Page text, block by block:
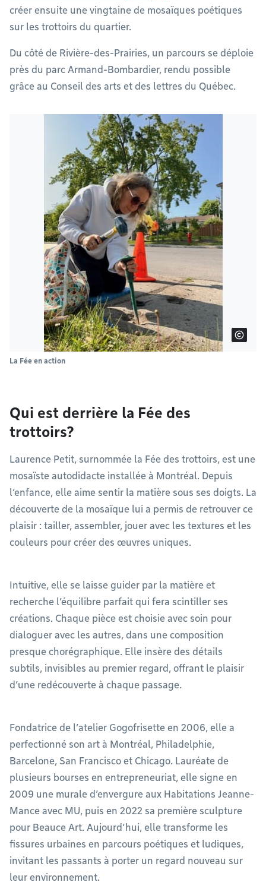
créer ensuite une vingtaine de mosaïques poétiques
sur les trottoirs du quartier.
Du côté de Rivière-des-Prairies, un parcours se déploie
près du parc Armand-Bombardier, rendu possible
grâce au Conseil des arts et des lettres du Québec.
La Fée en action
Qui est derrière la Fée des
trottoirs?
Laurence Petit, surnommée la Fée des trottoirs, est une
mosaïste autodidacte installée à Montréal. Depuis
l’enfance, elle aime sentir la matière sous ses doigts. La
découverte de la mosaïque lui a permis de retrouver ce
plaisir : tailler, assembler, jouer avec les textures et les
couleurs pour créer des œuvres uniques.
Intuitive, elle se laisse guider par la matière et
recherche l’équilibre parfait qui fera scintiller ses
créations. Chaque pièce est choisie avec soin pour
dialoguer avec les autres, dans une composition
presque chorégraphique. Elle insère des détails
subtils, invisibles au premier regard, offrant le plaisir
d’une redécouverte à chaque passage.
Fondatrice de l’atelier Gogofrisette en 2006, elle a
perfectionné son art à Montréal, Philadelphie,
Barcelone, San Francisco et Chicago. Lauréate de
plusieurs bourses en entrepreneuriat, elle signe en
2009 une murale d’envergure aux Habitations Jeanne-
Mance avec MU, puis en 2022 sa première sculpture
pour Beauce Art. Aujourd’hui, elle transforme les
fissures urbaines en parcours poétiques et ludiques,
invitant les passants à porter un regard nouveau sur
leur environnement.